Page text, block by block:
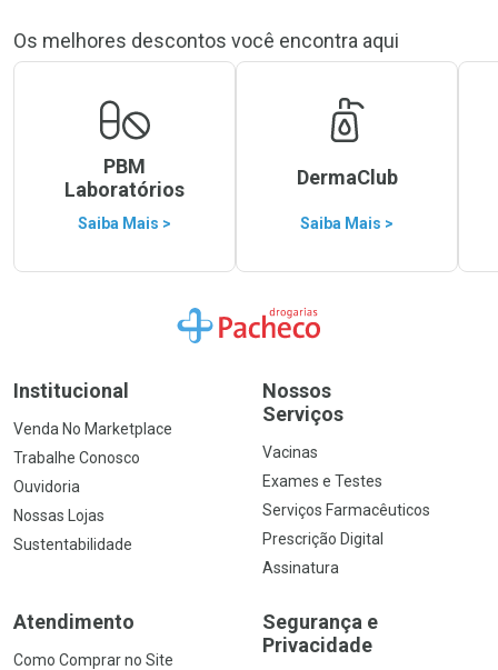
Os melhores descontos você encontra aqui
PBM
Laboratórios
Saiba Mais >
DermaClub
Saiba Mais >
Ir para a Home
Institucional
Venda No Marketplace
Trabalhe Conosco
Ouvidoria
Nossas Lojas
Sustentabilidade
Nossos
Serviços
Vacinas
Exames e Testes
Serviços Farmacêuticos
Prescrição Digital
Assinatura
Atendimento
Como Comprar no Site
Segurança e
Privacidade